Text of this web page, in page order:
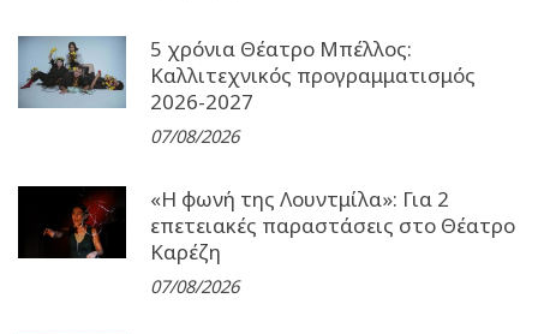
5 χρόνια Θέατρο Μπέλλος:
Καλλιτεχνικός προγραμματισμός
2026-2027
07/08/2026
«Η φωνή της Λουντμίλα»: Για 2
επετειακές παραστάσεις στο Θέατρο
Καρέζη
07/08/2026